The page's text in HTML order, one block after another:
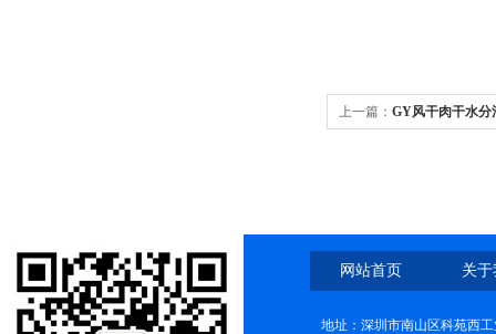
上一篇： GY风干肉干水分
网站首页 关
地址：深圳市南山区科苑西